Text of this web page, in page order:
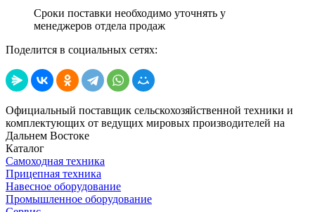
Сроки поставки необходимо уточнять у
менеджеров отдела продаж
Поделится в социальных сетях:
Официальный поставщик сельскохозяйственной техники и
комплектующих от ведущих мировых производителей на
Дальнем Востоке
Каталог
Самоходная техника
Прицепная техника
Навесное оборудование
Промышленное оборудование